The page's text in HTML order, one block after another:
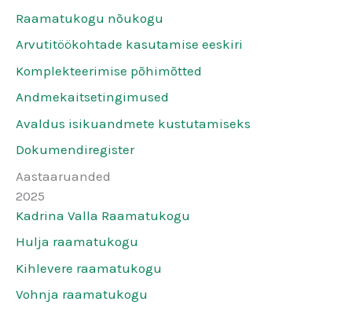
Raamatukogu nõukogu
Arvutitöökohtade kasutamise eeskiri
Komplekteerimise põhimõtted
Andmekaitsetingimused
Avaldus isikuandmete kustutamiseks
Dokumendiregister
Aastaaruanded
2025
Kadrina Valla Raamatukogu
Hulja raamatukogu
Kihlevere raamatukogu
Vohnja raamatukogu